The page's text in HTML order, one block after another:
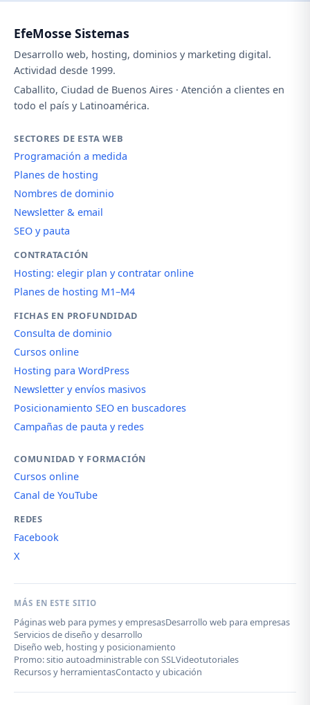
EfeMosse Sistemas
Desarrollo web, hosting, dominios y marketing digital.
Actividad desde 1999.
Caballito, Ciudad de Buenos Aires · Atención a clientes en
todo el país y Latinoamérica.
SECTORES DE ESTA WEB
Programación a medida
Planes de hosting
Nombres de dominio
Newsletter & email
SEO y pauta
CONTRATACIÓN
Hosting: elegir plan y contratar online
Planes de hosting M1–M4
FICHAS EN PROFUNDIDAD
Consulta de dominio
Cursos online
Hosting para WordPress
Newsletter y envíos masivos
Posicionamiento SEO en buscadores
Campañas de pauta y redes
COMUNIDAD Y FORMACIÓN
Cursos online
Canal de YouTube
REDES
Facebook
X
MÁS EN ESTE SITIO
Páginas web para pymes y empresasDesarrollo web para empresas
Servicios de diseño y desarrollo
Diseño web, hosting y posicionamiento
Promo: sitio autoadministrable con SSLVideotutoriales
Recursos y herramientasContacto y ubicación